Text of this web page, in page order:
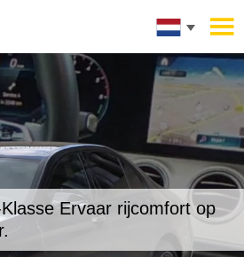
KlasseErvaar rijcomfort op